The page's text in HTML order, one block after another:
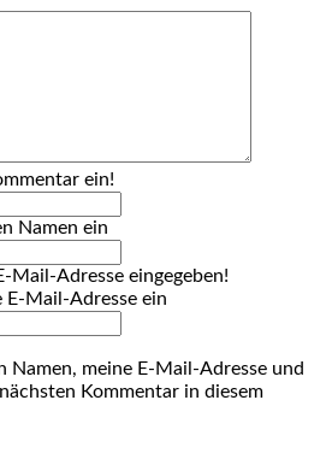
ein!
Namen ein
Mail-Adresse eingegeben!
E-Mail-Adresse ein
Namen, meine E-Mail-Adresse und
Kommentar in diesem